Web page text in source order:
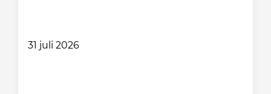
31 juli 2026